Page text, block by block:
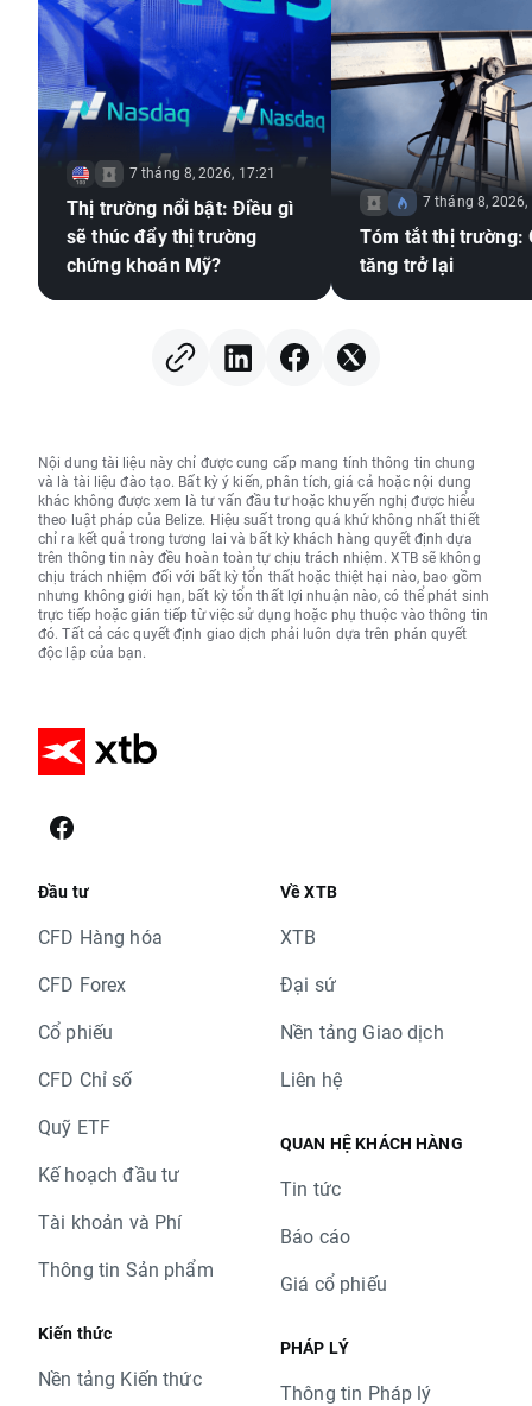
7 tháng 8, 2026, 17:21
Thị trường nổi bật: Điều gì
sẽ thúc đẩy thị trường
chứng khoán Mỹ?
7 tháng 8,
Tóm tắt thị trường:
tăng trở lại
Nội dung tài liệu này chỉ được cung cấp mang tính thông tin chung
và là tài liệu đào tạo. Bất kỳ ý kiến, phân tích, giá cả hoặc nội dung
khác không được xem là tư vấn đầu tư hoặc khuyến nghị được hiểu
theo luật pháp của Belize. Hiệu suất trong quá khứ không nhất thiết
chỉ ra kết quả trong tương lai và bất kỳ khách hàng quyết định dựa
trên thông tin này đều hoàn toàn tự chịu trách nhiệm. XTB sẽ không
chịu trách nhiệm đối với bất kỳ tổn thất hoặc thiệt hại nào, bao gồm
nhưng không giới hạn, bất kỳ tổn thất lợi nhuận nào, có thể phát sinh
trực tiếp hoặc gián tiếp từ việc sử dụng hoặc phụ thuộc vào thông tin
đó. Tất cả các quyết định giao dịch phải luôn dựa trên phán quyết
độc lập của bạn.
Đầu tư
CFD Hàng hóa
CFD Forex
Cổ phiếu
CFD Chỉ số
Quỹ ETF
Kế hoạch đầu tư
Tài khoản và Phí
Thông tin Sản phẩm
Kiến thức
Nền tảng Kiến thức
Về XTB
XTB
Đại sứ
Nền tảng Giao dịch
Liên hệ
QUAN HỆ KHÁCH HÀNG
Tin tức
Báo cáo
Giá cổ phiếu
PHÁP LÝ
Thông tin Pháp lý